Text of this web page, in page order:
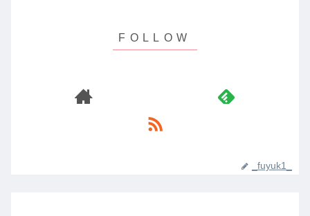
_fuyuk1_